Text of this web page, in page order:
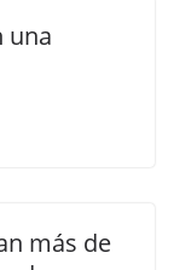
una
más de